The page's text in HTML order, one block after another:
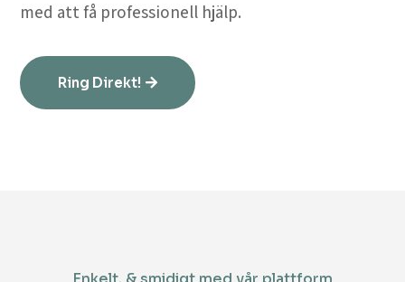
med att få professionell hjälp.
Ring Direkt!